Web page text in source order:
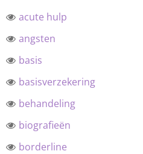
acute hulp
angsten
basis
basisverzekering
behandeling
biografieën
borderline